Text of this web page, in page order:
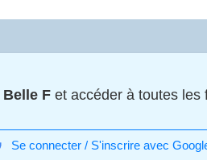
Belle F et accéder à toutes les
Se connecter / S'inscrire avec